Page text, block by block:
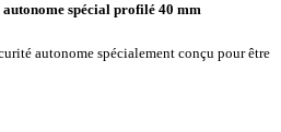
spécial profilé 40 mm
autonome spécialement conçu pour être